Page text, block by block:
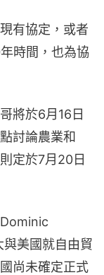
有協定，或者
時間，也為協
將於6月16日
討論農業和
定於7月20日
美國就自由貿
尚未確定正式